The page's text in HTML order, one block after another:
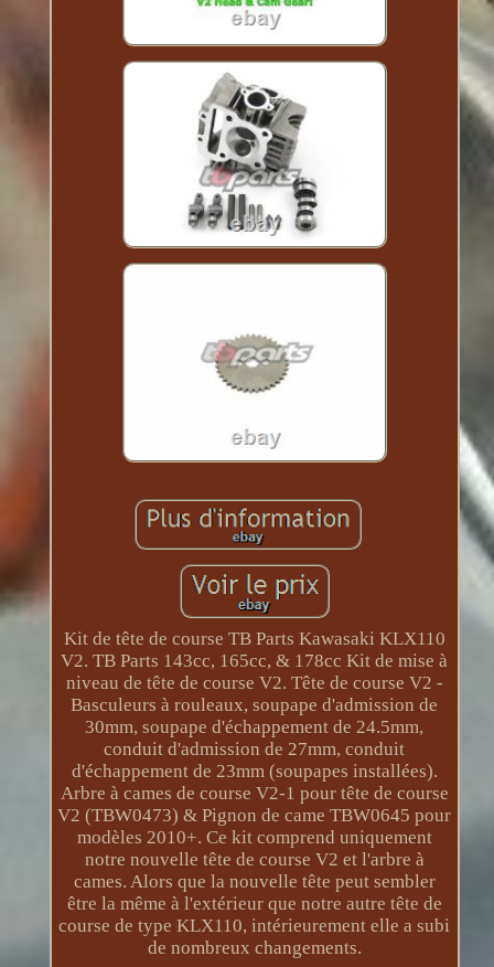
Kit de tête de course TB Parts Kawasaki KLX110
V2. TB Parts 143cc, 165cc, & 178cc Kit de mise à
niveau de tête de course V2. Tête de course V2 -
Basculeurs à rouleaux, soupape d'admission de
30mm, soupape d'échappement de 24.5mm,
conduit d'admission de 27mm, conduit
d'échappement de 23mm (soupapes installées).
Arbre à cames de course V2-1 pour tête de course
V2 (TBW0473) & Pignon de came TBW0645 pour
modèles 2010+. Ce kit comprend uniquement
notre nouvelle tête de course V2 et l'arbre à
cames. Alors que la nouvelle tête peut sembler
être la même à l'extérieur que notre autre tête de
course de type KLX110, intérieurement elle a subi
de nombreux changements.